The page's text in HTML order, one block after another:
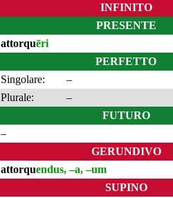
INFINITO
PRESENTE
attorquēri
PERFETTO
Singolare:
–
Plurale:
–
FUTURO
–
GERUNDIVO
attorquendus, –a, –um
SUPINO